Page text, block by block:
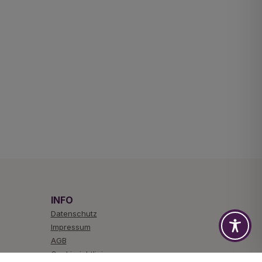
INFO
Datenschutz
Impressum
AGB
Cookierichtlinie